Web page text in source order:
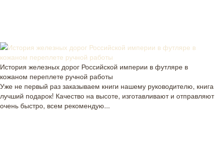
История железных дорог Российской империи в футляре в
кожаном переплете ручной работы
Уже не первый раз заказываем книги нашему руководителю, книга
лучший подарок! Качество на высоте, изготавливают и отправляют
очень быстро, всем рекомендую...